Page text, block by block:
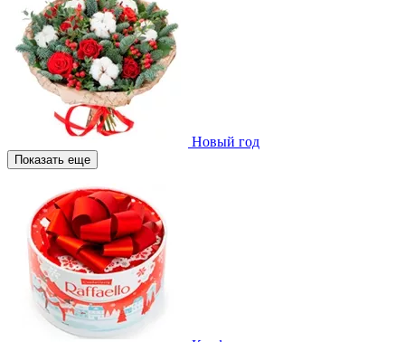
Новый год
Показать еще